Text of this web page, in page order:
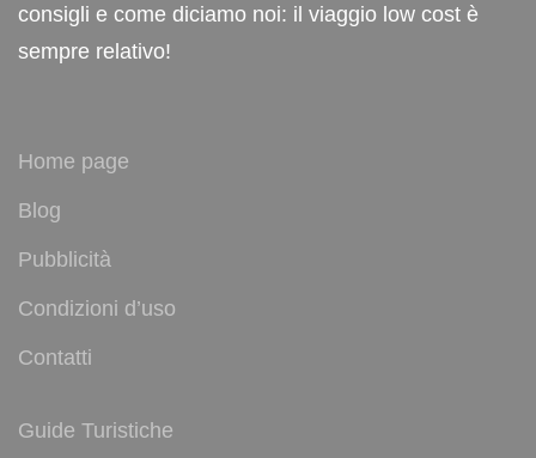
consigli e come diciamo noi: il viaggio low cost è
sempre relativo!
Home page
Blog
Pubblicità
Condizioni d’uso
Contatti
Guide Turistiche